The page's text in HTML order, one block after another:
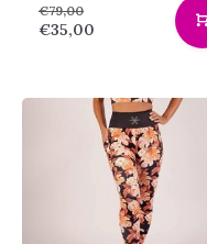
€79,00
€35,00